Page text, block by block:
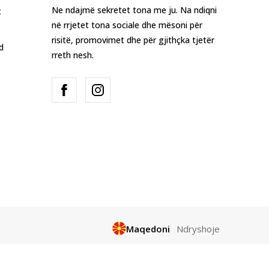
Ne ndajmë sekretet tona me ju. Na ndiqni
në rrjetet tona sociale dhe mësoni për
risitë, promovimet dhe për gjithçka tjetër
rreth nesh.
Maqedoni Ndryshoje
logove, markave tregtare,